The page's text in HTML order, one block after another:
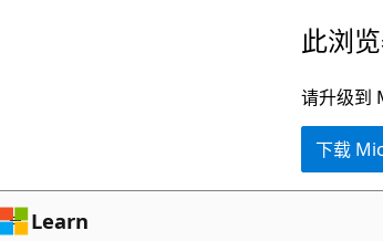
容
此浏
请升级到
下载
Learn